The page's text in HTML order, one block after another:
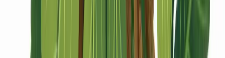
Cannabis Karte